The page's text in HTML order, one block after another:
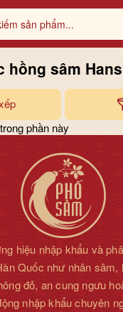
hồng sâm
phần này
hiệu nhập khẩu và
Quốc như nhân sâm,
đỏ, an cung ngưu
nhập khẩu chuyên